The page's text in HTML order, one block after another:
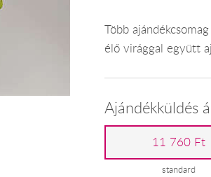
Több
élő virággal együtt
Ajándékküldés
11 760 Ft
standard